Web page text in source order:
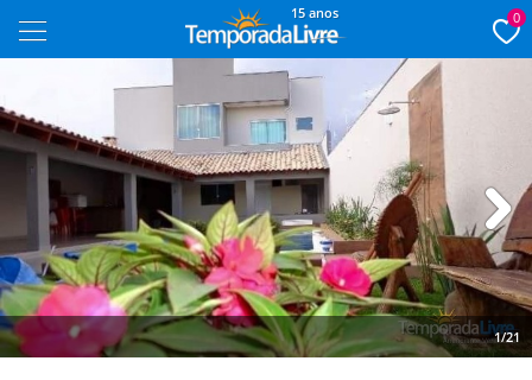
15 anos 0
1/21
Next